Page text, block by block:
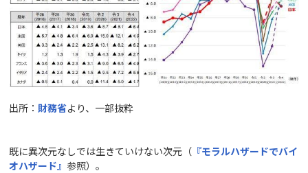
出所： 財務省より、一部抜粋
既に異次元なしでは生きていけない次元（ 『モラルハザードでバイ
オハザード』参照）。